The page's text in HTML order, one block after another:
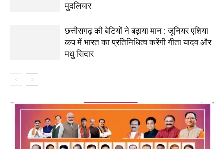
मुदलियार
छत्तीसगढ़ की बेटियों ने बढ़ाया मान : जूनियर एशिया
कप में भारत का प्रतिनिधित्व करेंगी गीता यादव और
मधु सिदार